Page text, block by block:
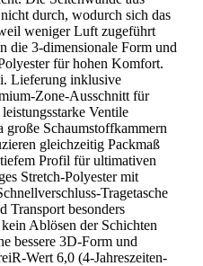
durch, wodurch sich das
weniger Luft zugeführt
die 3-dimensionale Form und
für hohen Komfort.
Lieferung inklusive
Zone-Ausschnitt für
Ventile
große Schaumstoffkammern
gleichzeitig Packmaß
Profil für ultimativen
Stretch-Polyester mit
Tragetasche
Transport besonders
Ablösen der Schichten
bessere 3D-Form und
Wert 6,0 (4-Jahreszeiten-